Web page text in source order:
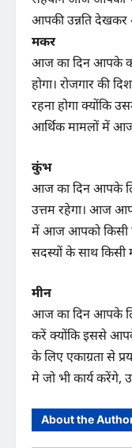
आपकी उन्नति
मकर
आज का दिन आपके
होगा। रोजगार की
रहना होगा क्योंकि
आर्थिक मामलों में
कुंभ
आज का दिन आपके
उत्तम रहेगा। आज
में आज आपको किसी
सदस्यों के साथ किसी
मीन
आज का दिन आपके
करें क्योंकि इससे आपके
के लिए एकाग्रता से
मे जो भी कार्य करेंगे,
About the